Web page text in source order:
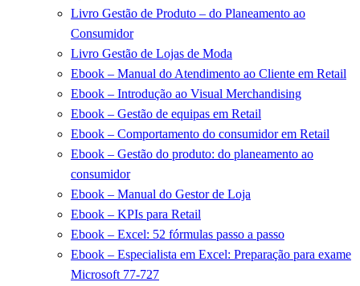
Livro Gestão de Produto – do Planeamento ao
Consumidor
Livro Gestão de Lojas de Moda
Ebook – Manual do Atendimento ao Cliente em Retail
Ebook – Introdução ao Visual Merchandising
Ebook – Gestão de equipas em Retail
Ebook – Comportamento do consumidor em Retail
Ebook – Gestão do produto: do planeamento ao
consumidor
Ebook – Manual do Gestor de Loja
Ebook – KPIs para Retail
Ebook – Excel: 52 fórmulas passo a passo
Ebook – Especialista em Excel: Preparação para exame
Microsoft 77-727